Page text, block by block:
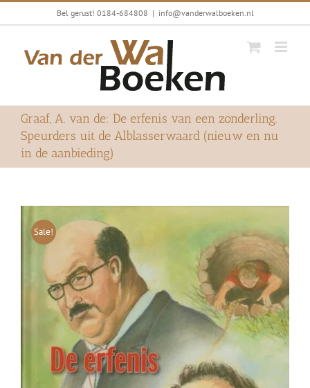
Ga
Bel gerust! 0184-684808 | info@vanderwalboeken.nl
Graaf, A. van de: De erfenis van een zonderling.
Speurders uit de Alblasserwaard (nieuw en nu
in de aanbieding)
Sale!